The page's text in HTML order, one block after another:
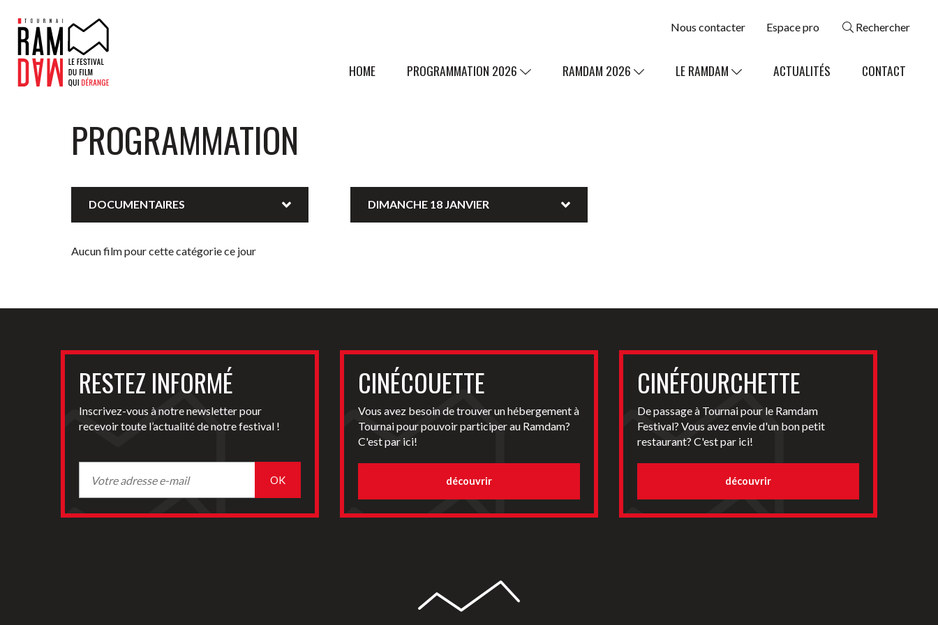
Nous contacter Espace pro Rechercher
HOME PROGRAMMATION 2026 RAMDAM 2026 LE RAMDAM ACTUALITÉS CONTACT
PROGRAMMATION
DOCUMENTAIRES DIMANCHE 18 JANVIER
Aucun film pour cette catégorie ce jour
RESTEZ INFORMÉ
Inscrivez-vous à notre newsletter pour
recevoir toute l’actualité de notre festival !
CINÉCOUETTE
Vous avez besoin de trouver un hébergement à
Tournai pour pouvoir participer au Ramdam?
C'est par ici!
découvrir
CINÉFOURCHETTE
De passage à Tournai pour le Ramdam
Festival? Vous avez envie d'un bon petit
restaurant? C'est par ici!
découvrir